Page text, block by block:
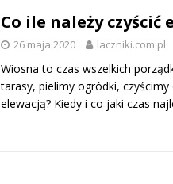
Co ile należy czyścić
26 maja 2020 laczniki.com.pl
Wiosna to czas wszelkich
tarasy, pielimy ogródki,
elewacją? Kiedy i co jaki czas